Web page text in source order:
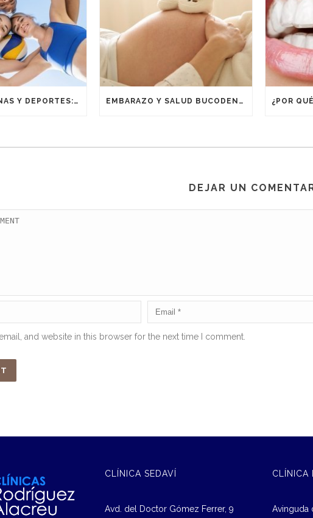
SONRISAS SANAS Y DEPORTES: UNA ALIANZA GANADORA EMBARAZO Y SALUD BUCODENTAL
DEJAR UN
and website in this browser for the next time I comment.
CLÍNICA SEDAVÍ
Avd. del Doctor Gómez Ferrer, 9
CLÍNICA
Avinguda